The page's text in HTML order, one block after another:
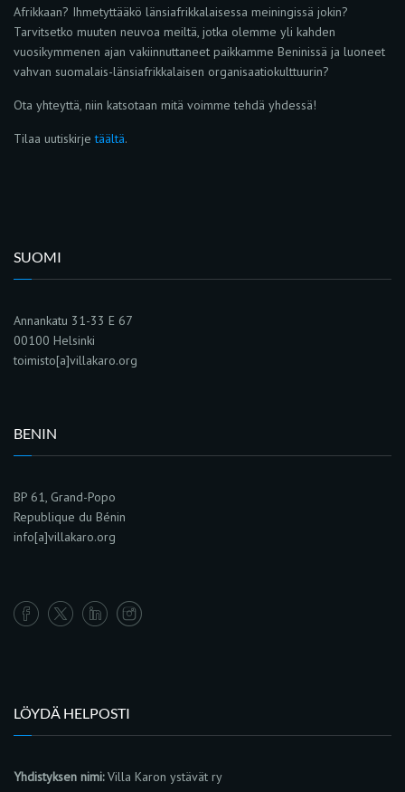
Afrikkaan? Ihmetyttääkö länsiafrikkalaisessa meiningissä jokin?
Tarvitsetko muuten neuvoa meiltä, jotka olemme yli kahden
vuosikymmenen ajan vakiinnuttaneet paikkamme Beninissä ja luoneet
vahvan suomalais-länsiafrikkalaisen organisaatiokulttuurin?
Ota yhteyttä, niin katsotaan mitä voimme tehdä yhdessä!
Tilaa uutiskirjetäältä.
SUOMI
Annankatu 31-33 E 67
00100 Helsinki
toimisto[a]villakaro.org
BENIN
BP 61, Grand-Popo
Republique du Bénin
info[a]villakaro.org
LÖYDÄ HELPOSTI
Yhdistyksen nimi:Villa Karon ystävät ry